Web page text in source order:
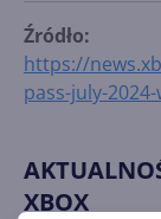
Źródło:
https://
pass-july-
XBOX